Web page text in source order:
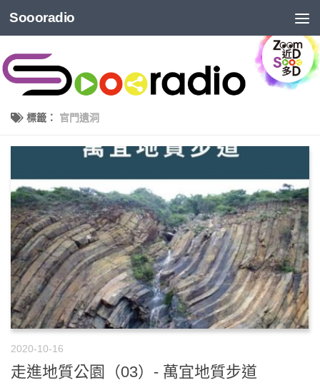
Soooradio
標籤： 官門遺洞
2020-10-16
走進地質公園（03）- 萬宜地質步道